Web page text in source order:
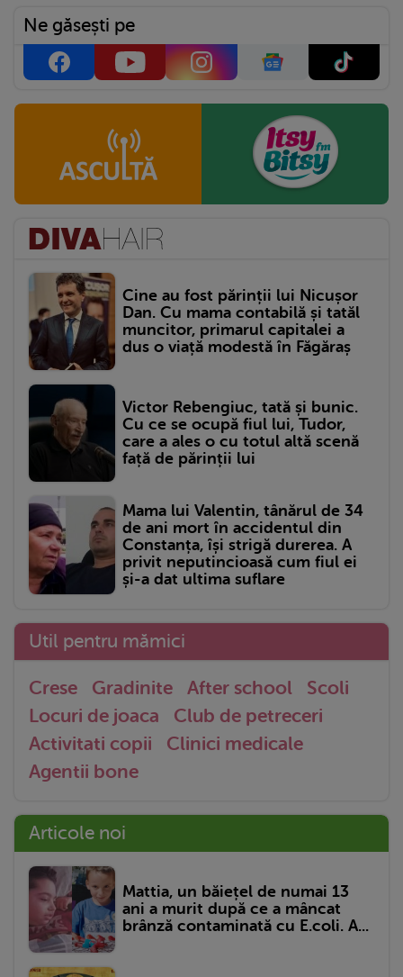
Ne găsești pe
Cine au fost părinții lui Nicușor
Dan. Cu mama contabilă și tatăl
muncitor, primarul capitalei a
dus o viață modestă în Făgăraș
Victor Rebengiuc, tată și bunic.
Cu ce se ocupă fiul lui, Tudor,
care a ales o cu totul altă scenă
față de părinții lui
Mama lui Valentin, tânărul de 34
de ani mort în accidentul din
Constanța, își strigă durerea. A
privit neputincioasă cum fiul ei
și-a dat ultima suflare
Util pentru mămici
Crese Gradinite After school
Scoli
Locuri de joaca
Club de petreceri
Activitati copii
Clinici medicale
Agentii bone
Articole noi
Mattia, un băiețel de numai 13
ani a murit după ce a mâncat
brânză contaminată cu E.coli. A...